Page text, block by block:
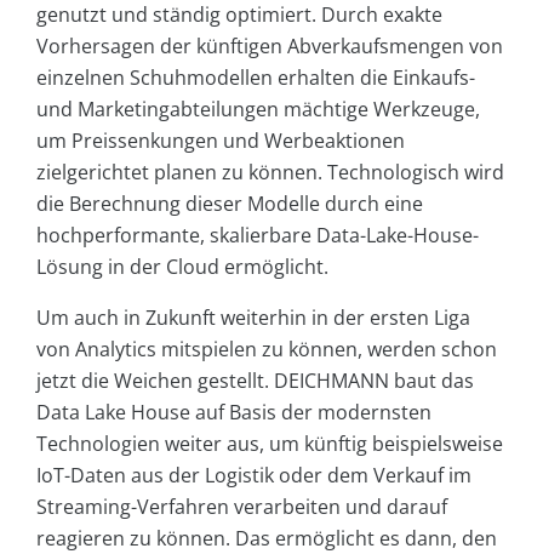
genutzt und ständig optimiert. Durch exakte
Vorhersagen der künftigen Abverkaufsmengen von
einzelnen Schuhmodellen erhalten die Einkaufs-
und Marketingabteilungen mächtige Werkzeuge,
um Preissenkungen und Werbeaktionen
zielgerichtet planen zu können. Technologisch wird
die Berechnung dieser Modelle durch eine
hochperformante, skalierbare Data-Lake-House-
Lösung in der Cloud ermöglicht.
Um auch in Zukunft weiterhin in der ersten Liga
von Analytics mitspielen zu können, werden schon
jetzt die Weichen gestellt. DEICHMANN baut das
Data Lake House auf Basis der modernsten
Technologien weiter aus, um künftig beispielsweise
IoT-Daten aus der Logistik oder dem Verkauf im
Streaming-Verfahren verarbeiten und darauf
reagieren zu können. Das ermöglicht es dann, den